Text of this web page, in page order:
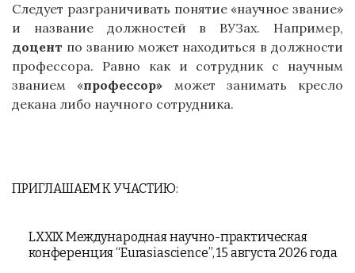
Следует разграничивать понятие «научное звание»
и название должностей в ВУЗах. Например,
доцент по званию может находиться в должности
профессора. Равно как и сотрудник с научным
званием «профессор» может занимать кресло
декана либо научного сотрудника.
ПРИГЛАШАЕМ К УЧАСТИЮ:
LXXIX Международная научно-практическая
конференция “Eurasiascience”, 15 августа 2026 года